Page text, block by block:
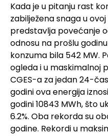
Kada je u pitanju rast
zabilježena snaga u
predstavlja povećanje
odnosu na prošlu
konzuma bila 542 MW.
ogleda i u maskimalnoj
CGES-a za jedan 24-
godini ova energija
godini 10843 MWh, što
6.2%. Oba rekorda su
godine. Rekordi u